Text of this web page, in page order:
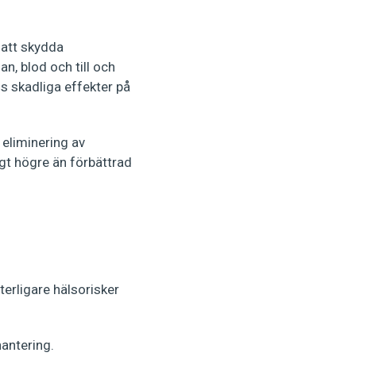
skydda
blod och till och
skadliga effekter på
av
högre än förbättrad
hälsorisker